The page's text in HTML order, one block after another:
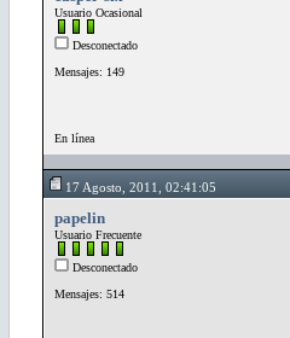
Usuario Ocasional
Desconectado
Mensajes: 149
En línea
17 Agosto, 2011, 02:41:05
papelin
Usuario Frecuente
Desconectado
Mensajes: 514